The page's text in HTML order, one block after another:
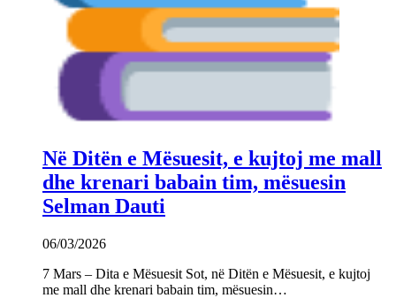
Në Ditën e Mësuesit, e kujtoj me mall
dhe krenari babain tim, mësuesin
Selman Dauti
06/03/2026
7 Mars – Dita e Mësuesit Sot, në Ditën e Mësuesit, e kujtoj
me mall dhe krenari babain tim, mësuesin…